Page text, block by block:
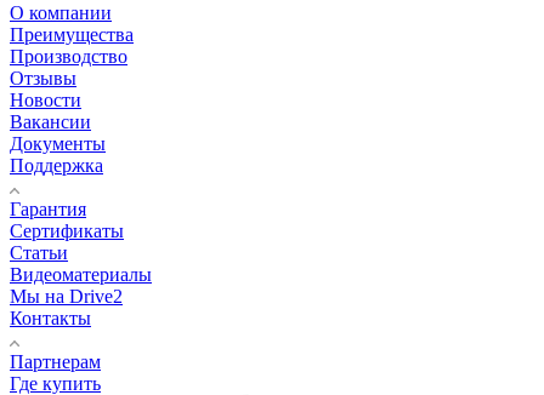
О компании
Преимущества
Производство
Отзывы
Новости
Вакансии
Документы
Поддержка
Гарантия
Сертификаты
Статьи
Видеоматериалы
Мы на Drive2
Контакты
Партнерам
Где купить